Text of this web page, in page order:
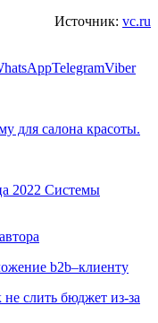
Источник: vc.ru
TelegramViber
для салона красоты.
2022 Системы
b2b–клиенту
слить бюджет из-за